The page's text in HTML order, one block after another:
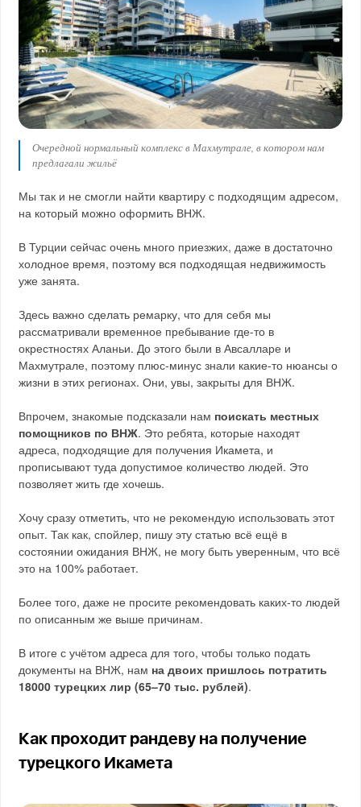
Очередной нормальный комплекс в Махмутрале, в котором нам
предлагали жильё
Мы так и не смогли найти квартиру с подходящим адресом,
на который можно оформить ВНЖ.
В Турции сейчас очень много приезжих, даже в достаточно
холодное время, поэтому вся подходящая недвижимость
уже занята.
Здесь важно сделать ремарку, что для себя мы
рассматривали временное пребывание где-то в
окрестностях Аланьи. До этого были в Авсалларе и
Махмутрале, поэтому плюс-минус знали какие-то нюансы о
жизни в этих регионах. Они, увы, закрыты для ВНЖ.
Впрочем, знакомые подсказали нам поискать местных
помощников по ВНЖ. Это ребята, которые находят
адреса, подходящие для получения Икамета, и
прописывают туда допустимое количество людей. Это
позволяет жить где хочешь.
Хочу сразу отметить, что не рекомендую использовать этот
опыт. Так как, спойлер, пишу эту статью всё ещё в
состоянии ожидания ВНЖ, не могу быть уверенным, что всё
это на 100% работает.
Более того, даже не просите рекомендовать каких-то людей
по описанным же выше причинам.
В итоге с учётом адреса для того, чтобы только подать
документы на ВНЖ, нам на двоих пришлось потратить
18000 турецких лир (65–70 тыс. рублей).
Как проходит рандеву на получение
турецкого Икамета